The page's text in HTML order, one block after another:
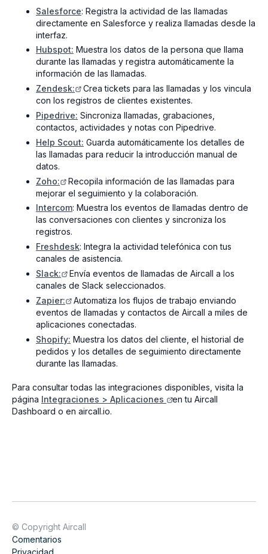
Salesforce: Registra la actividad de las llamadas
directamente en Salesforce y realiza llamadas desde la
interfaz.
Hubspot: Muestra los datos de la persona que llama
durante las llamadas y registra automáticamente la
información de las llamadas.
Zendesk:
Crea tickets para las llamadas y los vincula
con los registros de clientes existentes.
Pipedrive: Sincroniza llamadas, grabaciones,
contactos, actividades y notas con Pipedrive.
Help Scout: Guarda automáticamente los detalles de
las llamadas para reducir la introducción manual de
datos.
Zoho:
Recopila información de las llamadas para
mejorar el seguimiento y la colaboración.
Intercom: Muestra los eventos de llamadas dentro de
las conversaciones con clientes y sincroniza los
registros.
Freshdesk: Integra la actividad telefónica con tus
canales de asistencia.
Slack:
Envía eventos de llamadas de Aircall a los
canales de Slack seleccionados.
Zapier:
Automatiza los flujos de trabajo enviando
eventos de llamadas y contactos de Aircall a miles de
aplicaciones conectadas.
Shopify: Muestra los datos del cliente, el historial de
pedidos y los detalles de seguimiento directamente
durante las llamadas.
Para consultar todas las integraciones disponibles, visita la
página Integraciones > Aplicaciones
en tu Aircall
Dashboard o en aircall.io.
© Copyright Aircall
Comentarios
Privacidad